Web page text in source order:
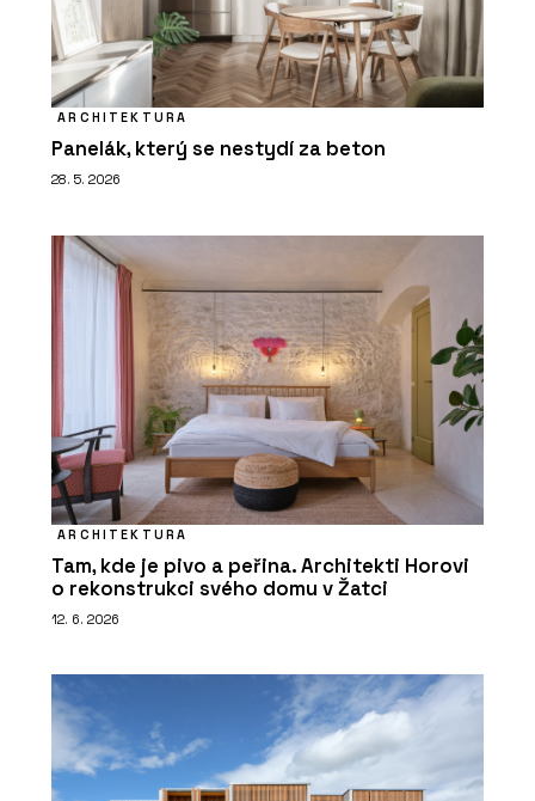
ARCHITEKTURA
Panelák, který se nestydí za beton
28. 5. 2026
ARCHITEKTURA
Tam, kde je pivo a peřina. Architekti Horovi
o rekonstrukci svého domu v Žatci
12. 6. 2026